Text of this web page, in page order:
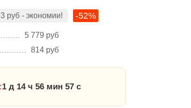
руб - экономии! -52%
5 779 руб
814 руб
1 д 14 ч 56 мин 56 с